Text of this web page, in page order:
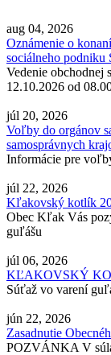
aug 04, 2026
Oznámenie o
sociálneho podniku
Vedenie obchodnej
12.10.2026 od
júl 20, 2026
Voľby do orgánov
samosprávnych
Informácie pre
júl 22, 2026
Kľakovský kotlík
Obec Kľak Vás
guľášu
júl 06, 2026
KĽAKOVSKÝ
Súťaž vo varení
jún 22, 2026
Zasadnutie
POZVÁNKA V